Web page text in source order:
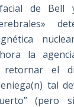
de Bell
la
retornar el
tal
(pero